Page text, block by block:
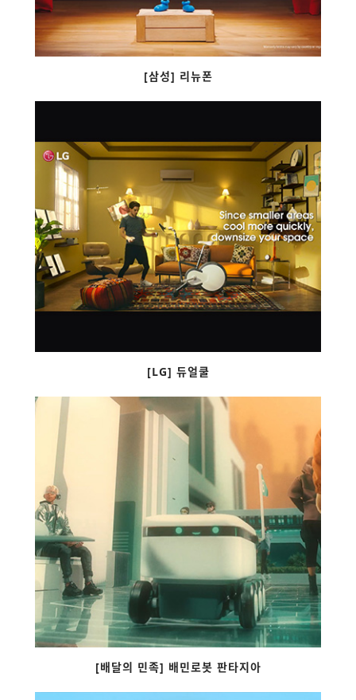
[삼성] 리뉴폰
[LG] 듀얼쿨
[배달의 민족] 배민로봇 판타지아